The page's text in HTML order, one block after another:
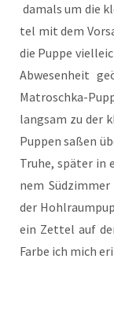
damals um die
tel mit dem
die Pup­pe
Abwe­sen­heit
Matrosch­ka-
lang­sam zu der
Pup­pen saßen
Tru­he, spä­ter in
nem
der
ein Zet­tel auf
Far­be ich mich